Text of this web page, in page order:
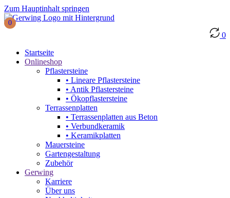
Zum Hauptinhalt springen
0
0
Startseite
Onlineshop
Pflastersteine
• Lineare Pflastersteine
• Antik Pflastersteine
• Ökopflastersteine
Terrassenplatten
• Terrassenplatten aus Beton
• Verbundkeramik
• Keramikplatten
Mauersteine
Gartengestaltung
Zubehör
Gerwing
Karriere
Über uns